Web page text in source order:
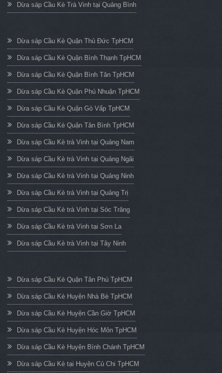
Dừa sáp Cầu Kè Trà Vinh tại Quảng Bình
Dừa sáp Cầu Kè Quận Thủ Đức TpHCM
Dừa sáp Cầu Kè Quận Bình Thạnh TpHCM
Dừa sáp Cầu Kè Quận Bình Tân TpHCM
Dừa sáp Cầu Kè Quận Phú Nhuận TpHCM
Dừa sáp Cầu Kè Quận Gò Vấp TpHCM
Dừa sáp Cầu Kè Quận Tân Bình TpHCM
Dừa sáp Cầu Kè trà Vinh tại Quảng Nam
Dừa sáp Cầu Kè trà Vinh tại Quảng Ngãi
Dừa sáp Cầu Kè trà Vinh tại Quảng Ninh
Dừa sáp Cầu Kè trà Vinh tại Quảng Trị
Dừa sáp Cầu Kè trà Vinh tại Sóc Trăng
Dừa sáp Cầu Kè trà Vinh tại Sơn La
Dừa sáp Cầu Kè trà Vinh tại Tây Ninh
Dừa sáp Cầu Kè Quận Tân Phú TpHCM
Dừa sáp Cầu Kè Huyện Nhà Bè TpHCM
Dừa sáp Cầu Kè Huyện Cần Giờ TpHCM
Dừa sáp Cầu Kè Huyện Hóc Môn TpHCM
Dừa sáp Cầu Kè Huyện Bình Chánh TpHCM
Dừa sáp Cầu Kè tại Huyện Củ Chi TpHCM